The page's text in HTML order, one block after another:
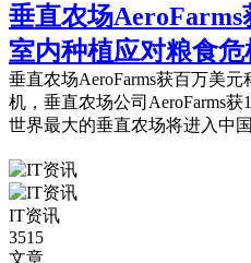
垂直农场
室内种植应对粮食危
垂直农场AeroFarms获百万美
机，垂直农场公司AeroFarms
世界最大的垂直农场将进入中
IT资讯
3515
文章